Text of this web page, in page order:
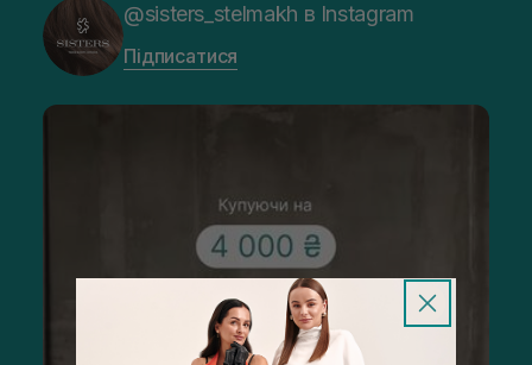
@sisters_stelmakh в Instagram
Підписатися